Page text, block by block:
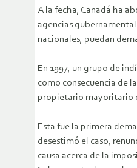
A la fecha, Canadá ha
agencias
nacionales, puedan
En 1997, un grupo de
como consecuencia de
propietario mayoritario
Esta fue la primera
desestimó el caso,
causa acerca de la